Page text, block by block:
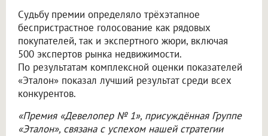
Судьбу премии определяло трёхэтапное
беспристрастное голосование как рядовых
покупателей, так и экспертного жюри, включая
500 экспертов рынка недвижимости.
По результатам комплексной оценки показателей
«Эталон» показал лучший результат среди всех
конкурентов.
«Премия «Девелопер № 1», присуждённая Группе
«Эталон», связана с успехом нашей стратегии